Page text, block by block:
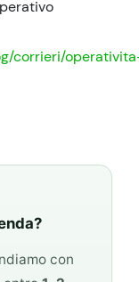
corrieri/
con